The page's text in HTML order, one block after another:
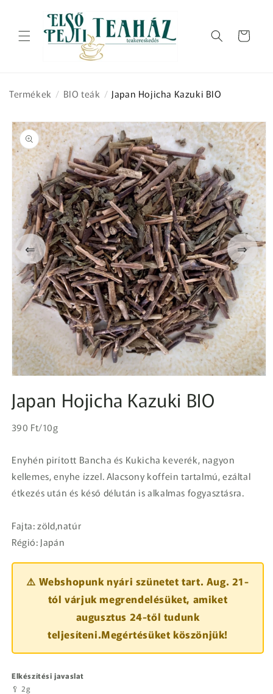
tartalomhoz
Kosár
Termékek / BIO teák / Japan Hojicha Kazuki BIO
⇐
Kihagyás, és
ugrás a
termékadatokra
megnyitása
a
párbeszédpanelen
⇒
Japan Hojicha Kazuki BIO
Normál
Egységár
390 Ft/10g
Enyhén pirított Bancha és Kukicha keverék, nagyon
kellemes, enyhe ízzel. Alacsony koffein tartalmú, ezáltal
étkezés után és késő délután is alkalmas fogyasztásra.
Fajta: zöld,natúr
Régió: Japán
⚠️ Webshopunk nyári szünetet tart. Aug. 21-
tól várjuk megrendelésüket, amiket
augusztus 24-től tudunk
teljesíteni.Megértésüket köszönjük!
Elkészítési javaslat
🥄 2g